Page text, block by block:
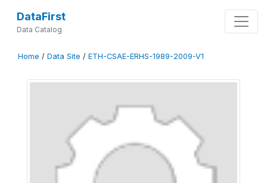
DataFirst
Data Catalog
Home / Data Site / ETH-CSAE-ERHS-1989-2009-V1